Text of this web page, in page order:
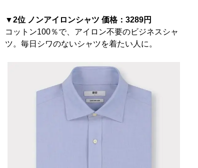
▼2位 ノンアイロンシャツ 価格：3289円
コットン100％で、アイロン不要のビジネスシャ
ツ。毎日シワのないシャツを着たい人に。